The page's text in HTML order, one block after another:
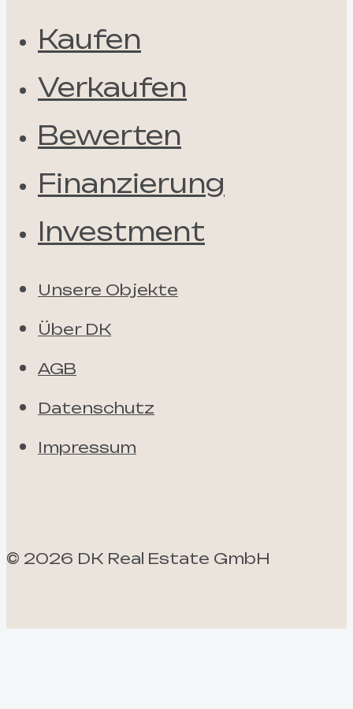
Kaufen
Verkaufen
Bewerten
Finanzierung
Investment
Unsere Objekte
Über DK
AGB
Datenschutz
Impressum
© 2026 DK Real Estate GmbH